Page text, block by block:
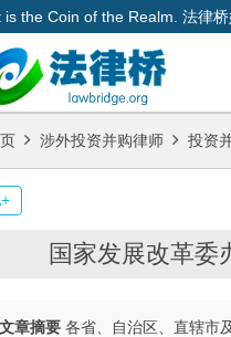
is the Coin of the Realm. 法律
涉外投资并购律师 投资
国家发展改革委
文章摘要 各省、自治区、直辖